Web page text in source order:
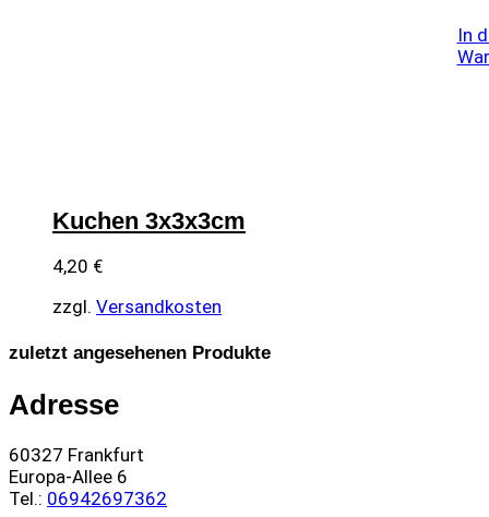
In
Kuchen 3x3x3cm
4,20 €
zzgl. Versandkosten
zuletzt angesehenen Produkte
Adresse
60327 Frankfurt
Europa-Allee 6
Tel.: 06942697362